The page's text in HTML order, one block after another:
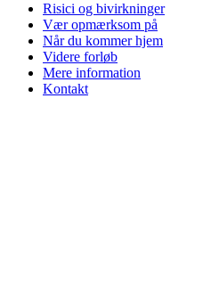
Risici og bivirkninger
Vær opmærksom på
Når du kommer hjem
Videre forløb
Mere information
Kontakt